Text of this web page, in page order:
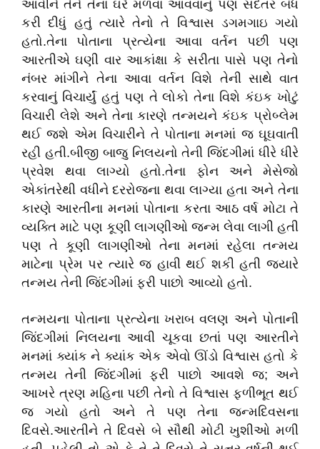
આવીને તેને તેના ઘરે મળવા આવવાનું પણ સદંતર બંધ
કરી દીધું હતું ત્યારે તેનો તે વિશ્વાસ ડગમગાઇ ગયો
હતો.તેના પોતાના પ્રત્યેના આવા વર્તન પછી પણ
આરતીએ ઘણી વાર આકાંક્ષા કે સરીતા પાસે પણ તેનો
નંબર માંગીને તેના આવા વર્તન વિશે તેની સાથે વાત
કરવાનું વિચાર્યું હતું પણ તે લોકો તેના વિશે કંઇક ખોટું
વિચારી લેશે અને તેના કારણે તન્મયને કંઇક પ્રોબ્લેમ
થઈ જશે એમ વિચારીને તે પોતાના મનમાં જ ઘૂઘવાતી
રહી હતી.બીજી બાજુ નિલયનો તેની જિંદગીમાં ધીરે ધીરે
પ્રવેશ થવા લાગ્યો હતો.તેના ફોન અને મેસેજો
એકાંતરેથી વધીને દરરોજના થવા લાગ્યા હતા અને તેના
કારણે આરતીના મનમાં પોતાના કરતા આઠ વર્ષ મોટા તે
વ્યક્તિ માટે પણ કૂણી લાગણીઓ જન્મ લેવા લાગી હતી
પણ તે કૂણી લાગણીઓ તેના મનમાં રહેલા તન્મય
માટેના પ્રેમ પર ત્યારે જ હાવી થઈ શકી હતી જ્યારે
તન્મય તેની જિંદગીમાં ફરી પાછો આવ્યો હતો.
તન્મયના પોતાના પ્રત્યેના ખરાબ વલણ અને પોતાની
જિંદગીમાં નિલયના આવી ચૂકવા છતાં પણ આરતીને
મનમાં ક્યાંક ને ક્યાંક એક એવો ઊંડો વિશ્વાસ હતો કે
તન્મય તેની જિંદગીમાં ફરી પાછો આવશે જ; અને
આખરે ત્રણ મહિના પછી તેનો તે વિશ્વાસ ફળીભૂત થઈ
જ ગયો હતો અને તે પણ તેના જન્મદિવસના
દિવસે.આરતીને તે દિવસે બે સૌથી મોટી ખુશીઓ મળી